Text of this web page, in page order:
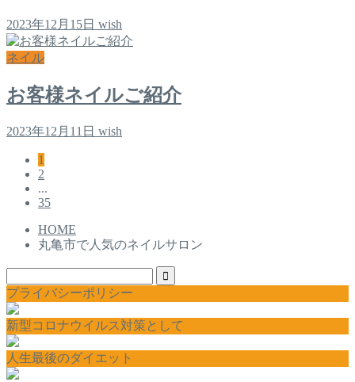
2023年12月15日 wish
ネイル
お客様ネイルご紹介
2023年12月11日 wish
1
2
...
35
HOME
丸亀市で人気のネイルサロン
プライバシーポリシー
新型コロナウイルス対策として
人生最後のダイエット